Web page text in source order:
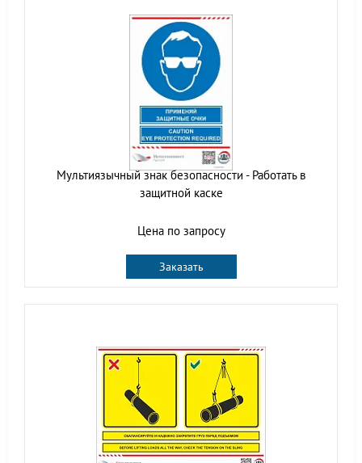
Мультиязычный знак безопасности - Работать в
защитной каске
Цена по запросу
Заказать